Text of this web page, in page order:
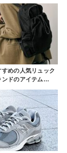
めの人気リュック
ンドのアイテム…